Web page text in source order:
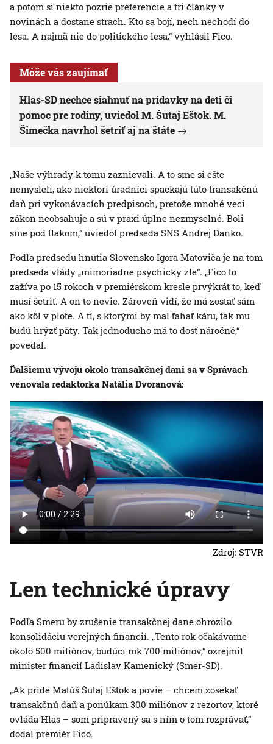
a potom si niekto pozrie preferencie a tri články v
novinách a dostane strach. Kto sa bojí, nech nechodí do
lesa. A najmä nie do politického lesa,“ vyhlásil Fico.
Môže vás zaujímať
Hlas-SD nechce siahnuť na prídavky na deti či
pomoc pre rodiny, uviedol M. Šutaj Eštok. M.
Šimečka navrhol šetriť aj na štáte
„Naše výhrady k tomu zaznievali. A to sme si ešte
nemysleli, ako niektorí úradníci spackajú túto transakčnú
daň pri vykonávacích predpisoch, pretože mnohé veci
zákon neobsahuje a sú v praxi úplne nezmyselné. Boli
sme pod tlakom,“ uviedol predseda SNS Andrej Danko.
Podľa predsedu hnutia Slovensko Igora Matoviča je na tom
predseda vlády „mimoriadne psychicky zle“. „Fico to
zažíva po 15 rokoch v premiérskom kresle prvýkrát to, keď
musí šetriť. A on to nevie. Zároveň vidí, že má zostať sám
ako kôl v plote. A tí, s ktorými by mal ťahať káru, tak mu
budú hrýzť päty. Tak jednoducho má to dosť náročné,“
povedal.
Ďalšiemu vývoju okolo transakčnej dani sav Správach
venovala redaktorka Natália Dvoranová:
Zdroj: STVR
Len technické úpravy
Podľa Smeru by zrušenie transakčnej dane ohrozilo
konsolidáciu verejných financií. „Tento rok očakávame
okolo 500 miliónov, budúci rok 700 miliónov,“ ozrejmil
minister financií Ladislav Kamenický (Smer-SD).
„Ak príde Matúš Šutaj Eštok a povie – chcem zosekať
transakčnú daň a ponúkam 300 miliónov z rezortov, ktoré
ovláda Hlas – som pripravený sa s ním o tom rozprávať,“
dodal premiér Fico.